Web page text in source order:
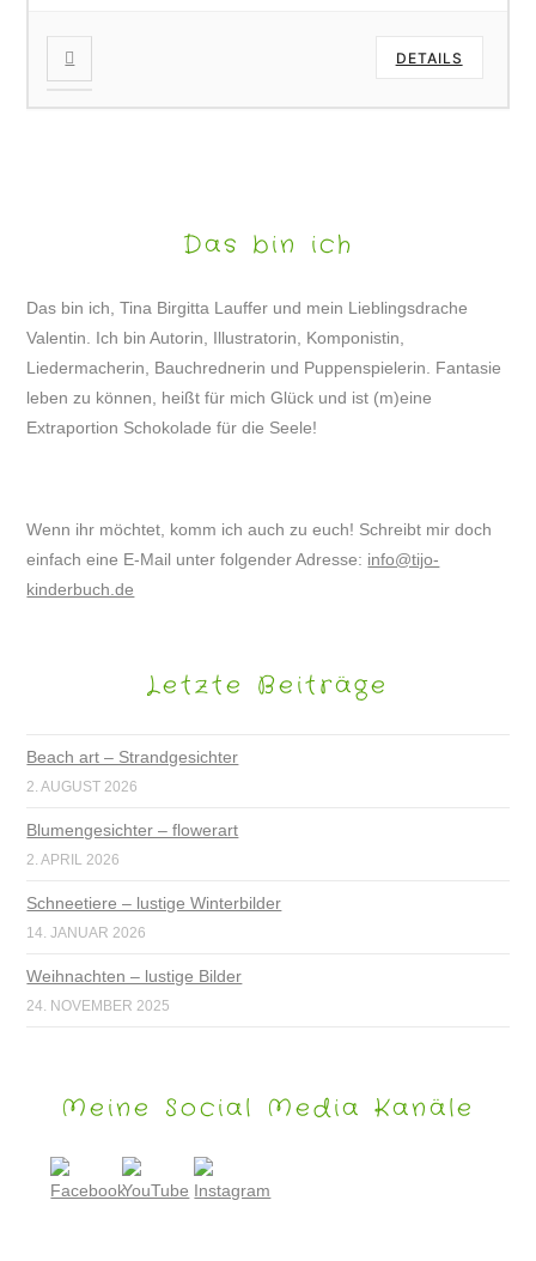
DETAILS
Das bin ich
Das bin ich, Tina Birgitta Lauffer und mein Lieblingsdrache
Valentin. Ich bin Autorin, Illustratorin, Komponistin,
Liedermacherin, Bauchrednerin und Puppenspielerin. Fantasie
leben zu können, heißt für mich Glück und ist (m)eine
Extraportion Schokolade für die Seele!
Wenn ihr möchtet, komm ich auch zu euch! Schreibt mir doch
einfach eine E-Mail unter folgender Adresse: info@tijo-
kinderbuch.de
Letzte Beiträge
Beach art – Strandgesichter
2. AUGUST 2026
Blumengesichter – flowerart
2. APRIL 2026
Schneetiere – lustige Winterbilder
14. JANUAR 2026
Weihnachten – lustige Bilder
24. NOVEMBER 2025
Meine Social Media Kanäle